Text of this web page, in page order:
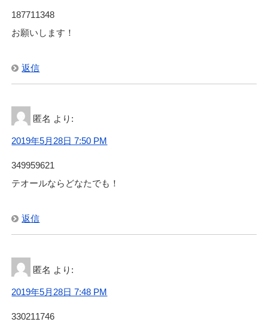
187711348
お願いします！
返信
匿名 より:
2019年5月28日 7:50 PM
349959621
テオールならどなたでも！
返信
匿名 より:
2019年5月28日 7:48 PM
330211746